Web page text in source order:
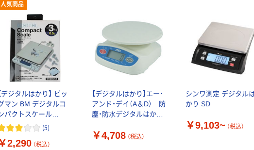
人気商品
【デジタルはかり】 ビッ
マン BM デジタルコ
パクトスケール
《取引証明以外用》
(5)
2,290 （税込）
【デジタルはかり】エー・
アンド・デイ（A＆D） 防
塵・防水デジタルはか
856-1195
￥4,708 （税込）
シンワ測定 デジタル
かり SD
￥9,103~ （税込）